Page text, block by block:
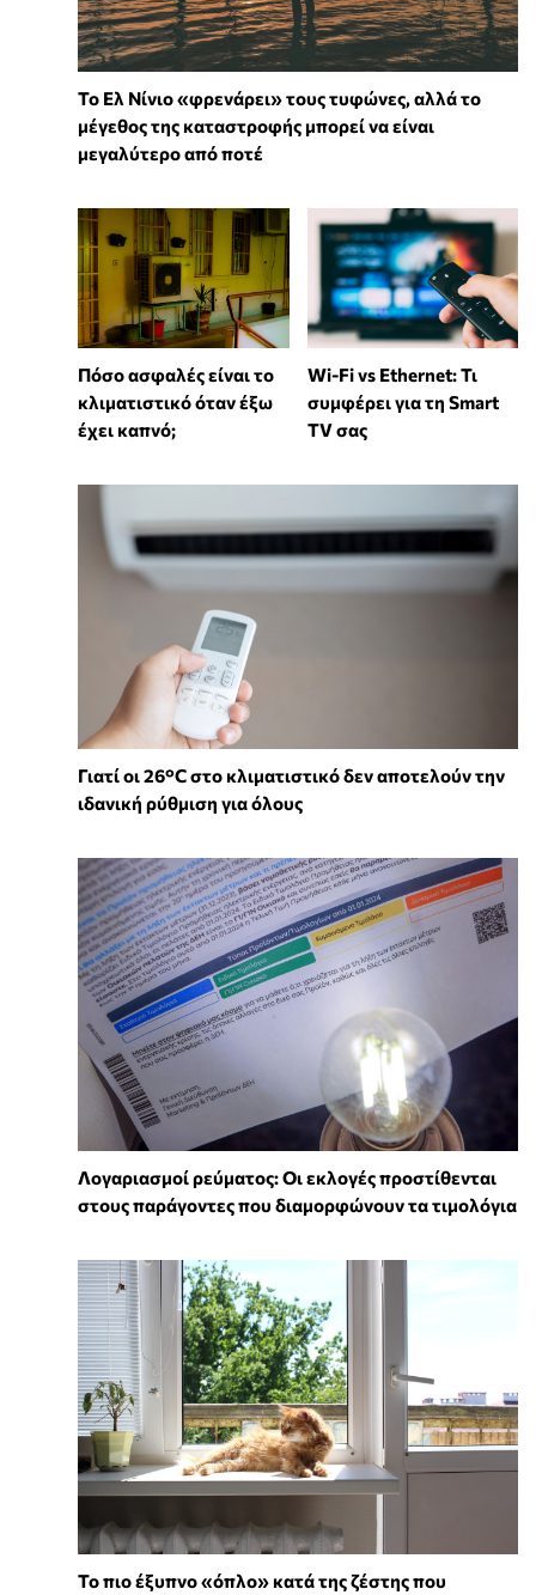
Το Ελ Νίνιο «φρενάρει» τους τυφώνες, αλλά το
μέγεθος της καταστροφής μπορεί να είναι
μεγαλύτερο από ποτέ
Πόσο ασφαλές είναι το
κλιματιστικό όταν έξω
έχει καπνό;
Wi-Fi vs Ethernet: Τι
συμφέρει για τη Smart
TV σας
Γιατί οι 26°C στο κλιματιστικό δεν αποτελούν την
ιδανική ρύθμιση για όλους
Λογαριασμοί ρεύματος: Οι εκλογές προστίθενται
στους παράγοντες που διαμορφώνουν τα τιμολόγια
To πιο έξυπνο «όπλο» κατά της ζέστης που